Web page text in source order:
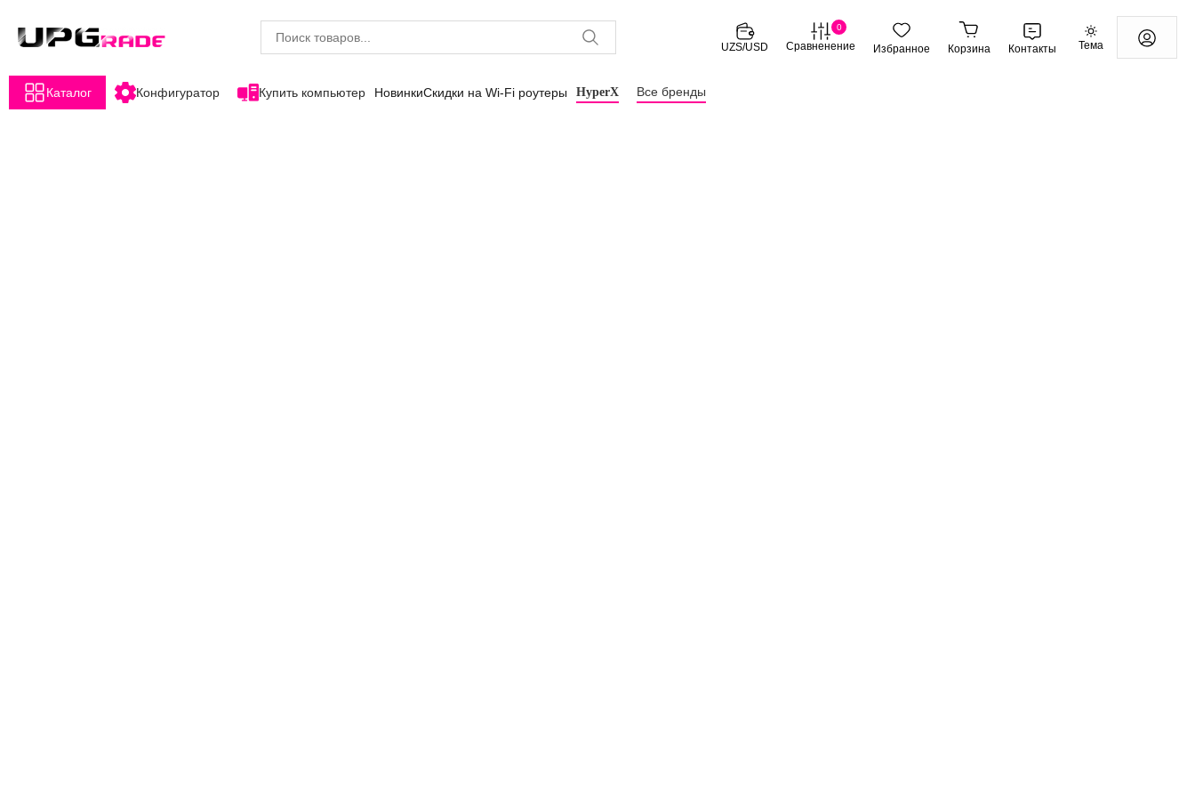
UZS/USD
0
Сравненение Избранное Корзина Контакты Тема
Каталог Конфигуратор Купить компьютер НовинкиСкидки на Wi-Fi роутеры HyperX Все бренды